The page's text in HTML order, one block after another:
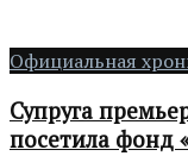
Официальная
Супруга
посетила фонд